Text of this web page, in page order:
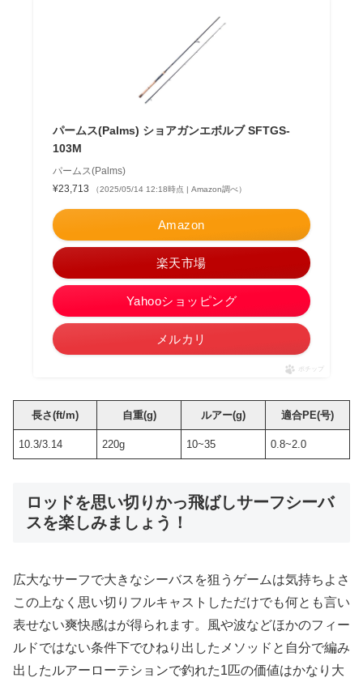
パームス(Palms) ショアガンエボルブ SFTGS-
103M
パームス(Palms)
¥23,713
（2025/05/14 12:18時点 | Amazon調べ）
Amazon
楽天市場
Yahooショッピング
メルカリ
ポチップ
長さ(ft/m) 自重(g) ルアー(g) 適合PE(号)
10.3/3.14 220g 10~35 0.8~2.0
ロッドを思い切りかっ飛ばしサーフシーバ
スを楽しみましょう！
広大なサーフで大きなシーバスを狙うゲームは気持ちよさ
この上なく思い切りフルキャストしただけでも何とも言い
表せない爽快感はが得られます。風や波などほかのフィー
ルドではない条件下でひねり出したメソッドと自分で編み
出したルアーローテションで釣れた1匹の価値はかなり大